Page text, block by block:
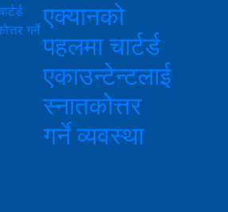
एक्यानको
पहलमा चार्टर्ड
एकाउन्टेन्टलाई
स्नातकोत्तर
गर्ने व्यवस्था